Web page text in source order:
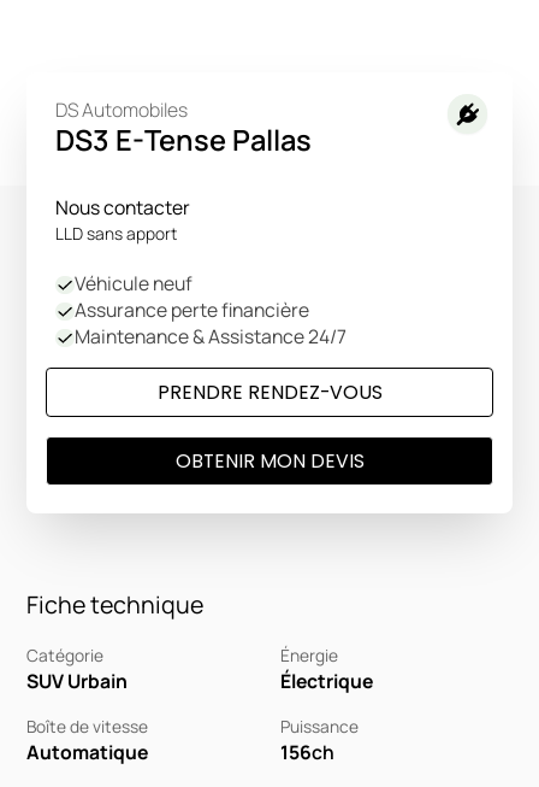
Fiche technique
Catégorie
SUV Urbain
Énergie
Électrique
Boîte de vitesse
Automatique
Puissance
156ch
DS Automobiles
DS3 E-Tense Pallas
Nous contacter
LLD sans apport
Véhicule neuf
Assurance perte financière
Maintenance & Assistance 24/7
PRENDRE RENDEZ-VOUS
OBTENIR MON DEVIS